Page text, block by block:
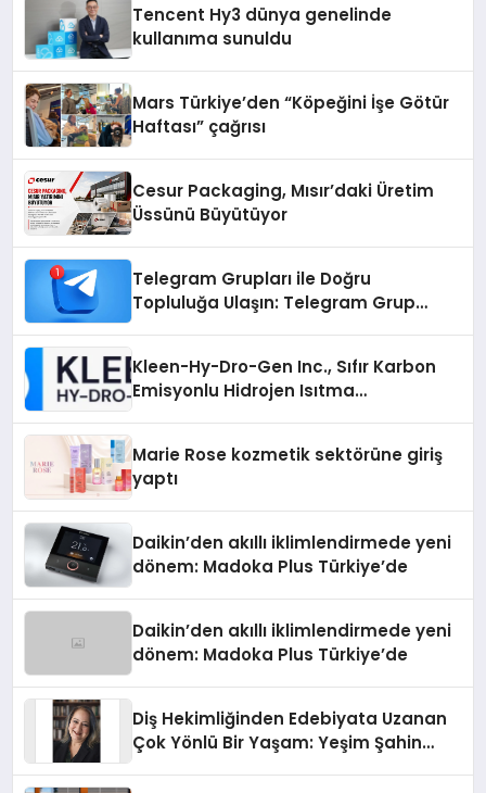
Tencent Hy3 dünya genelinde
kullanıma sunuldu
Mars Türkiye’den “Köpeğini İşe Götür
Haftası” çağrısı
Cesur Packaging, Mısır’daki Üretim
Üssünü Büyütüyor
Telegram Grupları ile Doğru
Topluluğa Ulaşın: Telegram Grup
Kleen-Hy-Dro-Gen Inc., Sıfır Karbon
Emisyonlu Hidrojen Isıtma
Marie Rose kozmetik sektörüne giriş
yaptı
Daikin’den akıllı iklimlendirmede yeni
dönem: Madoka Plus Türkiye’de
Daikin’den akıllı iklimlendirmede yeni
dönem: Madoka Plus Türkiye’de
Diş Hekimliğinden Edebiyata Uzanan
Çok Yönlü Bir Yaşam: Yeşim Şahin